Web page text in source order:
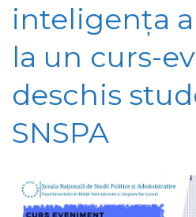
inteligența
la un curs-
deschis
SNSPA